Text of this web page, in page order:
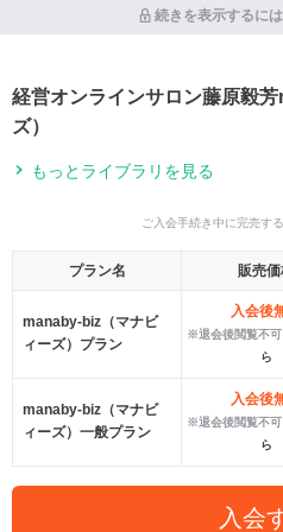
続きを表示するに
経営オンラインサロン藤原毅
ズ）
もっとライブラリを見る
ご入会手続き中に完売す
プラン名 販売価
manaby-biz（マナビ
ィーズ）プラン
入会後
※退会後閲覧不
ら
manaby-biz（マナビ
ィーズ）一般プラン
入会後
※退会後閲覧不
ら
入会